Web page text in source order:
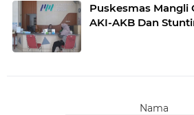
Puskesmas Mangli
AKI-AKB Dan
Nama